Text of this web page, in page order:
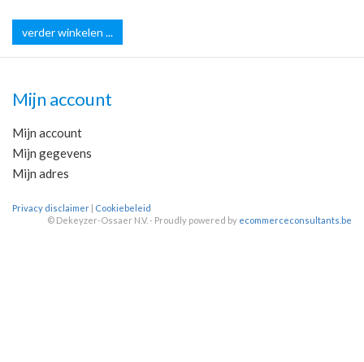
verder winkelen ...
Mijn account
Mijn account
Mijn gegevens
Mijn adres
Privacy disclaimer | Cookiebeleid
© Dekeyzer-Ossaer N.V. - Proudly powered by ecommerceconsultants.be